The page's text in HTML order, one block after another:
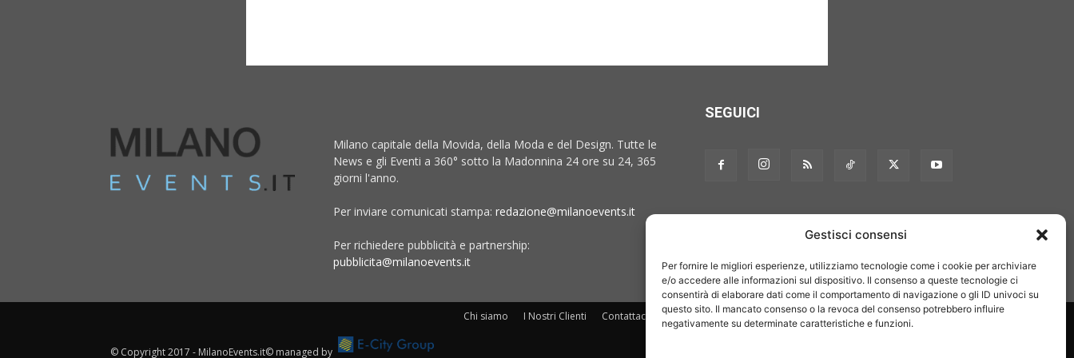
Gestisci consensi
Per fornire le migliori esperienze, utilizziamo tecnologie come i cookie per archiviare
e/o accedere alle informazioni sul dispositivo. Il consenso a queste tecnologie ci
consentirà di elaborare dati come il comportamento di navigazione o gli ID univoci su
questo sito. Il mancato consenso o la revoca del consenso potrebbero influire
negativamente su determinate caratteristiche e funzioni.
Milano capitale della Movida, della Moda e del Design. Tutte le
News e gli Eventi a 360° sotto la Madonnina 24 ore su 24, 365
giorni l'anno.
Per inviare comunicati stampa: redazione@milanoevents.it
Per richiedere pubblicità e partnership:
pubblicita@milanoevents.it
SEGUICI
Chi siamo I Nostri Clienti Contattaci Collabora con noi Pubblicità Privacy policy Linee editoriali
© Copyright 2017 - MilanoEvents.it© managed by